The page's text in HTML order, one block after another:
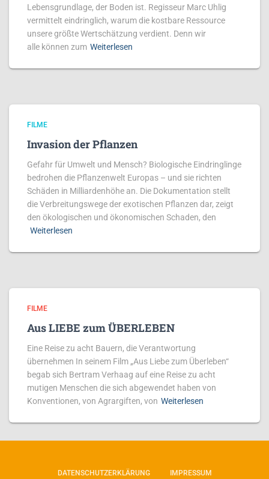
Lebensgrundlage, der Boden ist. Regisseur Marc Uhlig
vermittelt eindringlich, warum die kostbare Ressource
unsere größte Wertschätzung verdient. Denn wir
alle können zum Weiterlesen
FILME
Invasion der Pflanzen
Gefahr für Umwelt und Mensch? Biologische Eindringlinge
bedrohen die Pflanzenwelt Europas – und sie richten
Schäden in Milliardenhöhe an. Die Dokumentation stellt
die Verbreitungswege der exotischen Pflanzen dar, zeigt
den ökologischen und ökonomischen Schaden, den
Weiterlesen
FILME
Aus LIEBE zum ÜBERLEBEN
Eine Reise zu acht Bauern, die Verantwortung
übernehmen In seinem Film „Aus Liebe zum Überleben“
begab sich Bertram Verhaag auf eine Reise zu acht
mutigen Menschen die sich abgewendet haben von
Konventionen, von Agrargiften, von Weiterlesen
DATENSCHUTZERKLÄRUNG IMPRESSUM